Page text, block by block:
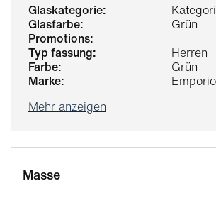
glaskategorie:
glasfarbe:
Grün
promotions:
typ fassung:
Herren
farbe:
Grün
marke:
Mehr anzeigen
Masse